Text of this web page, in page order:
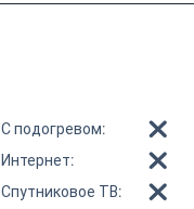
С подогревом:
Интернет:
Спутниковое ТВ: